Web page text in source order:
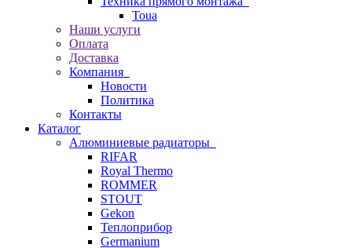
Toua
Наши услуги
Оплата
Доставка
Компания
Новости
Политика
Контакты
Каталог
Алюминиевые радиаторы
RIFAR
Royal Thermo
ROMMER
STOUT
Gekon
Теплоприбор
Germanium